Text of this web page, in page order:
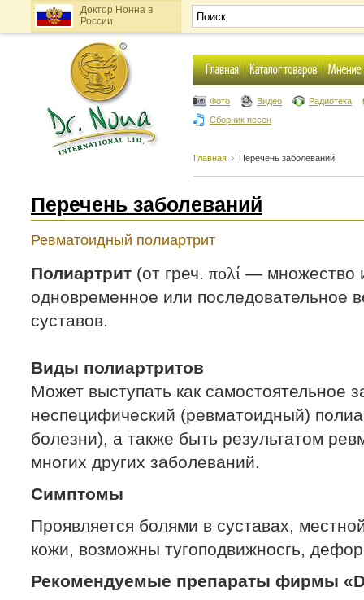
Доктор Нонна в
России
Фото Видео
Радиотека
Сборник песен
Главная Перечень заболеваний
Перечень заболеваний
Ревматоидный полиартрит
Полиартрит (от греч. πολί — множество
одновременное или последовательное
суставов.
Виды полиартритов
Может выступать как
неспецифический (ревматоидный)
болезни), а также быть результатом
многих других заболеваний.
Симптомы
Проявляется болями в суставах,
кожи, возможны тугоподвижносгь,
Рекомендуемые препараты фирмы